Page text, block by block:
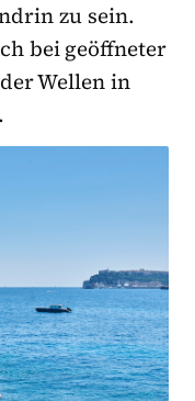
zu sein.
bei geöffneter
Wellen in